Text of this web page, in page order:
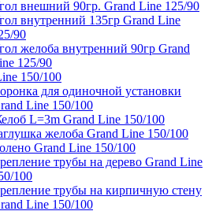
внешний 90гр. Grand Line 125/90
внутренний 135гр Grand Line
90
желоба внутренний 90гр Grand
125/90
150/100
для одиночной установки
Line 150/100
L=3m Grand Line 150/100
желоба Grand Line 150/100
Grand Line 150/100
трубы на дерево Grand Line
100
трубы на кирпичную стену
Line 150/100